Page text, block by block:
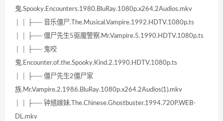
鬼.Spooky.Encounters.1980.BluRay.1080p.x264.2Audios.mkv
│ │ ├── 音乐僵尸.The.Musical.Vampire.1992.HDTV.1080p.ts
│ │ ├── 僵尸先生5驱魔警察.Mr.Vampire.5.1990.HDTV.1080p.ts
│ │ ├── 鬼咬
鬼.Encounter.of.the.Spooky.Kind.2.1990.HDTV.1080p.ts
│ │ ├── 僵尸先生2僵尸家
族.Mr.Vampire.2.1986.BluRay.1080p.x264.2Audios(1).mkv
│ │ ├── 钟馗嫁妹.The.Chinese.Ghostbuster.1994.720P.WEB-
DL.mkv